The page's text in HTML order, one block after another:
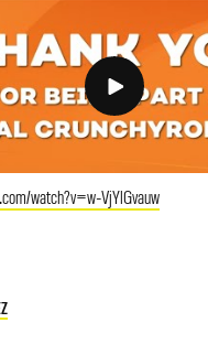
watch?v=w-VjYlGvauw